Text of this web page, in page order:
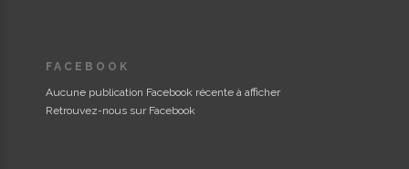
FACEBOOK
Aucune publication Facebook récente à afficher
Retrouvez-nous sur Facebook